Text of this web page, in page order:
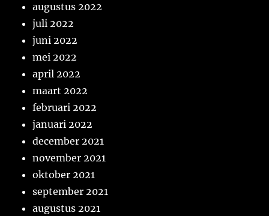
augustus 2022
juli 2022
juni 2022
mei 2022
april 2022
maart 2022
februari 2022
januari 2022
december 2021
november 2021
oktober 2021
september 2021
augustus 2021